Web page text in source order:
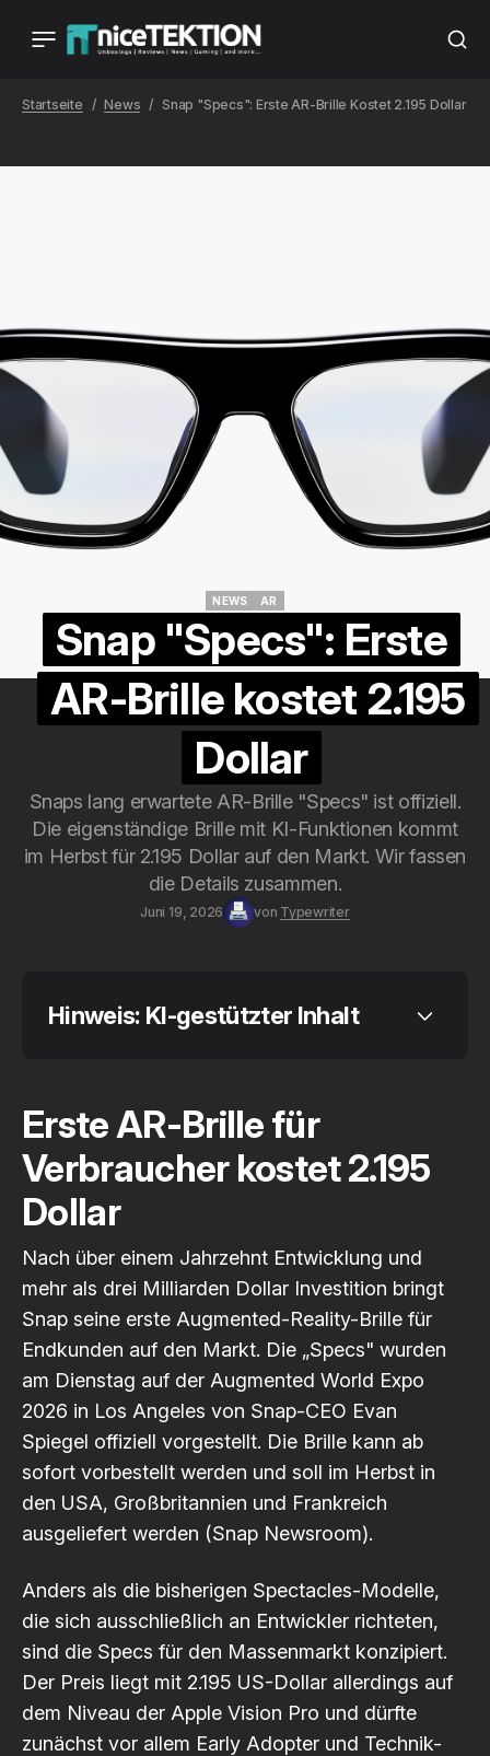
Startseite News Snap "Specs": Erste AR-Brille Kostet 2.195 Dollar
NEWS
AR
Snap "Specs": Erste
AR-Brille kostet 2.195
Dollar
Snaps lang erwartete AR-Brille "Specs" ist offiziell.
Die eigenständige Brille mit KI-Funktionen kommt
im Herbst für 2.195 Dollar auf den Markt. Wir fassen
die Details zusammen.
Juni 19, 2026 von Typewriter
Hinweis: KI-gestützter Inhalt
of Conduct
Erste AR-Brille für
Verbraucher kostet 2.195
Dollar
Nach über einem Jahrzehnt Entwicklung und
mehr als drei Milliarden Dollar Investition bringt
Snap seine erste Augmented-Reality-Brille für
Endkunden auf den Markt. Die „Specs" wurden
am Dienstag auf der Augmented World Expo
2026 in Los Angeles von Snap-CEO Evan
Spiegel offiziell vorgestellt. Die Brille kann ab
sofort vorbestellt werden und soll im Herbst in
den USA, Großbritannien und Frankreich
ausgeliefert werden (Snap Newsroom).
Anders als die bisherigen Spectacles-Modelle,
die sich ausschließlich an Entwickler richteten,
sind die Specs für den Massenmarkt konzipiert.
Der Preis liegt mit 2.195 US-Dollar allerdings auf
dem Niveau der Apple Vision Pro und dürfte
zunächst vor allem Early Adopter und Technik-